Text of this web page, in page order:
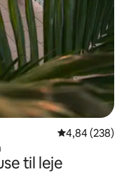
4,84 ud af 5 i
4,84 (238)
til leje